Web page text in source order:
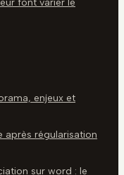
font varier le
enjeux et
après régularisation
sur word : le